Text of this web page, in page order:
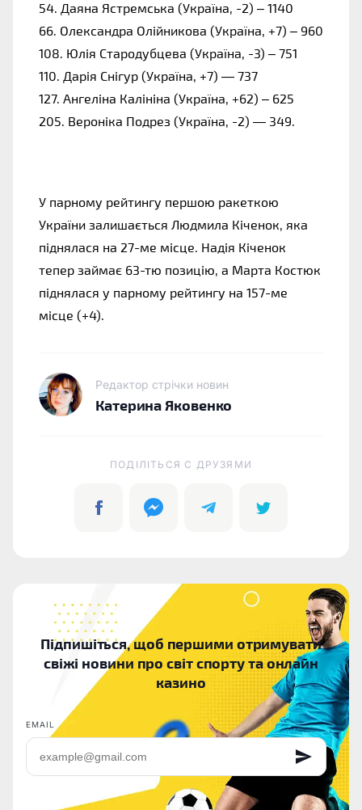
54. Даяна Ястремська (Україна, -2) – 1140
66. Олександра Олійникова (Україна, +7) – 960
108. Юлія Стародубцева (Україна, -3) – 751
110. Дарія Снігур (Україна, +7) — 737
127. Ангеліна Калініна (Україна, +62) – 625
205. Вероніка Подрез (Україна, -2) — 349.
У парному рейтингу першою ракеткою
України залишається Людмила Кіченок, яка
піднялася на 27-ме місце. Надія Кіченок
тепер займає 63-тю позицію, а Марта Костюк
піднялася у парному рейтингу на 157-ме
місце (+4).
Редактор стрічки новин
Катерина Яковенко
ПОДІЛІТЬСЯ C ДРУЗЯМИ
Підпишіться, щоб першими отримувати
свіжі новини про світ спорту та онлайн
казино
EMAIL